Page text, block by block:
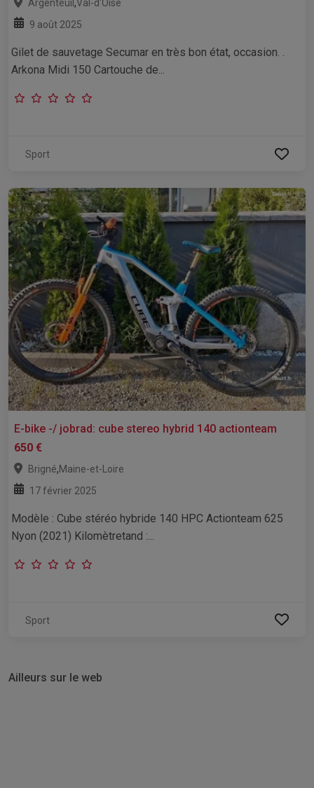
Argenteuil Val-d'Oise
9 août 2025
Gilet de sauvetage Secumar en très bon état, occasion. .
Arkona Midi 150 Cartouche de...
Sport
E-bike -/ jobrad: cube stereo hybrid 140 actionteam
650 €
Brigné,Maine-et-Loire
17 février 2025
Modèle : Cube stéréo hybride 140 HPC Actionteam 625
Nyon (2021) Kilomètretand :...
Sport
Ailleurs sur le web